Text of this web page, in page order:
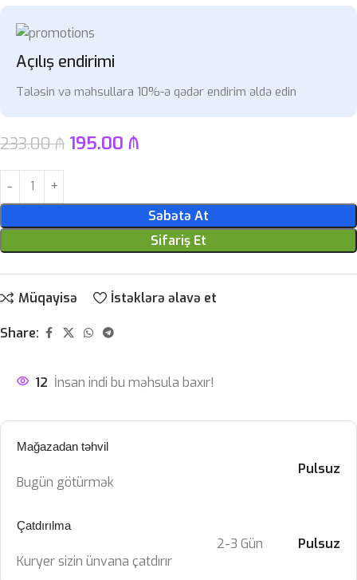
Açılış endirimi
Tələsin və məhsullara 10%-ə qədər endirim əldə edin
233.00₼ 195.00 ₼
Səbətə At
Sifariş Et
Müqayisə İstəklərə əlavə et
Share:
12 İnsan indi bu məhsula baxır!
Mağazadan təhvil
Bugün götürmək
Pulsuz
Çatdırılma
Kuryer sizin ünvana çatdırır
2-3 Gün Pulsuz